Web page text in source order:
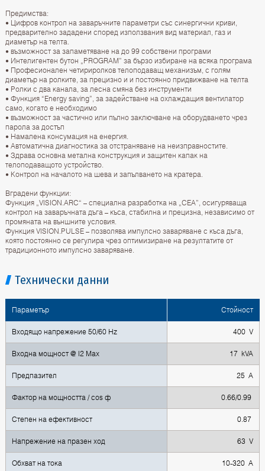
Предимства:
• Цифров контрол на заваръчните параметри със синергични криви,
предварително зададени според използвания вид материал, газ и
диаметър на телта.
• възможност за запаметяване на до 99 собствени програми
• Интелигентен бутон „PROGRAM” за бързо избиране на всяка програма
• Професионален четириролков телоподаващ механизъм, с голям
диаметър на ролките, за прецизно и и постоянно придвижване на телта
• Ролки с два канала, за лесна смяна без инструменти
• Функция “Energy saving”, за задействане на охлаждащия вентилатор
само, когато е необходимо
• възможност за частично или пълно заключване на оборудването чрез
парола за достъп
• Намалена консумация на енергия.
• Автоматична диагностика за отстраняване на неизправностите.
• Здрава основна метална конструкция и защитен капак на
телоподаващото устройство.
• Контрол на началото на шева и запълването на кратера.
Вградени функции:
Функция „VISION.ARC“ – специална разработка на „CEA”, осигуряваща
контрол на заваръчната дъга – къса, стабилна и прецизна, независимо от
промяната на външните условия.
Функция VISION.PULSE – позволява импулсно заваряване с къса дъга,
която постоянно се регулира чрез оптимизиране на резултатите от
традиционното импулсно заваряване.
Технически данни
Параметър Стойност
Входящо напрежение 50/60 Hz 400 V
Входна мощност @ I2 Max 17 kVA
Предпазител 25 A
Фактор на мощността / cos ф 0.66/0.99
Степен на ефективност 0.87
Напрежение на празен ход 63 V
Обхват на тока 10-320 A